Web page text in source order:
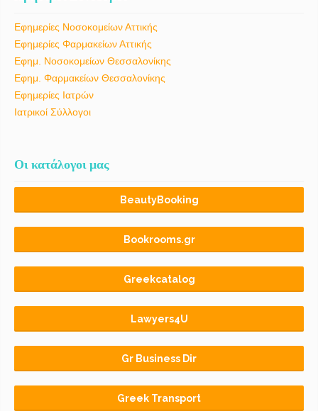
Εφημερίες Νοσοκομείων Αττικής
Εφημερίες Φαρμακείων Αττικής
Εφημ. Νοσοκομείων Θεσσαλονίκης
Εφημ. Φαρμακείων Θεσσαλονίκης
Εφημερίες Ιατρών
Ιατρικοί Σύλλογοι
Οι κατάλογοι μας
BeautyBooking
Bookrooms.gr
Greekcatalog
Lawyers4U
Gr Business Dir
Greek Transport